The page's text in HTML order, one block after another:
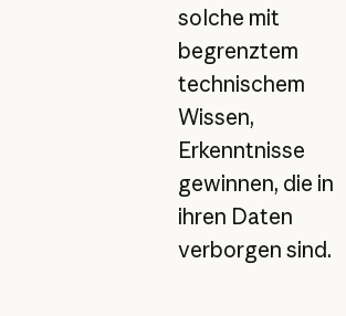
solche mit
begrenztem
technischem
Wissen,
Erkenntnisse
gewinnen, die in
ihren Daten
verborgen sind.